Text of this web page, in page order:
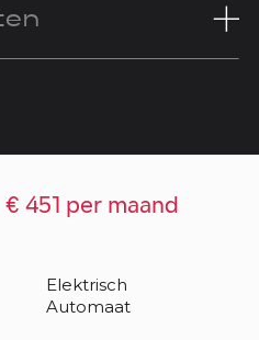
€ 451 per maand
Elektrisch
Automaat